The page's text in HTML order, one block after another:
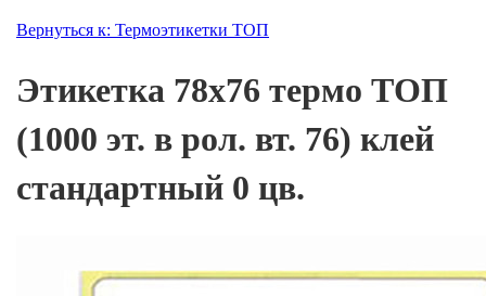
Вернуться к: Термоэтикетки ТОП
Этикетка 78х76 термо ТОП
(1000 эт. в рол. вт. 76) клей
стандартный 0 цв.